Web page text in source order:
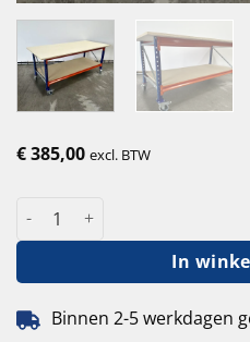
€385,00 excl. BTW
Werkbank inpaktafel
In
Binnen 2-5 werkdagen